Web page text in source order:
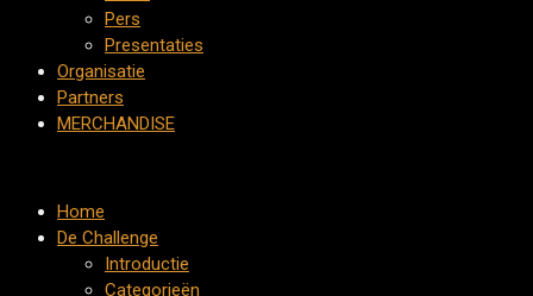
Pers
Presentaties
Organisatie
Partners
MERCHANDISE
Home
De Challenge
Introductie
Categorieën